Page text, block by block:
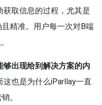
取信息的过程，尤其是
精准。用户每一次对B端
够出现给到解决方案的内
这也是为什么iParllay一直
。